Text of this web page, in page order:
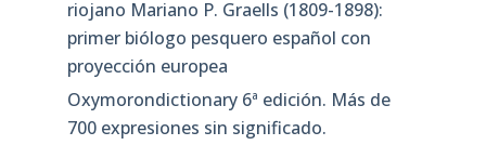
riojano Mariano P. Graells (1809-1898):
primer biólogo pesquero español con
proyección europea
Oxymorondictionary 6ª edición. Más de
700 expresiones sin significado.